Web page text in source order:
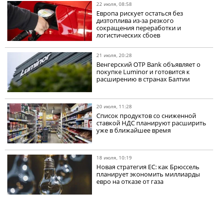
22 июля, 08:58
Европа рискует остаться без
дизтоплива из-за резкого
сокращения переработки и
логистических сбоев
21 июля, 20:28
Венгерский OTP Bank объявляет о
покупке Luminor и готовится к
расширению в странах Балтии
20 июля, 11:28
Список продуктов со сниженной
ставкой НДС планируют расширить
уже в ближайшее время
18 июля, 10:19
Новая стратегия ЕС: как Брюссель
планирует экономить миллиарды
евро на отказе от газа